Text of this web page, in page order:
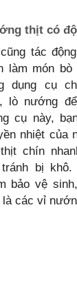
thịt có
tác
làm món
dụng cụ
lò nướng
cụ này,
nhiệt của
chín
bị khô.
bảo vệ
các vỉ